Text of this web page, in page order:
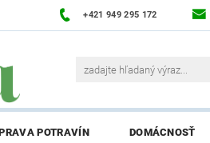
+421 949 295 172
POTRAVÍN DOMÁCNOSŤ